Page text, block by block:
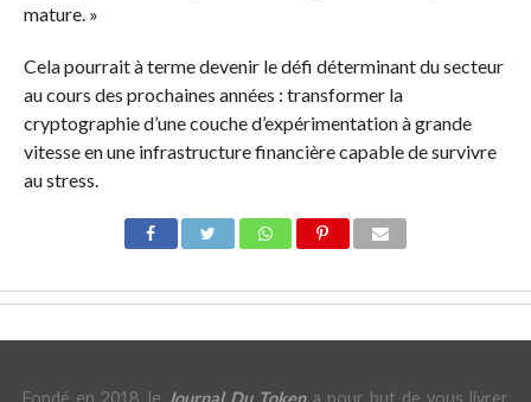
mature. »
Cela pourrait à terme devenir le défi déterminant du secteur
au cours des prochaines années : transformer la
cryptographie d’une couche d’expérimentation à grande
vitesse en une infrastructure financière capable de survivre
au stress.
Fondé en 2018, le Journal Du Tokena pour but de vous livrer